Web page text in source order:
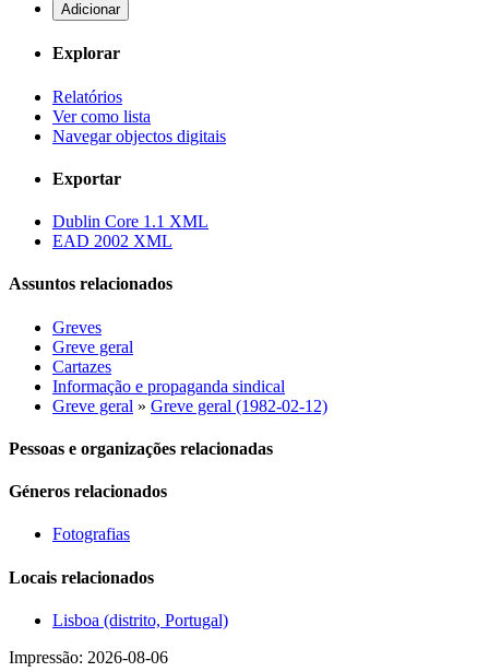
Adicionar
Explorar
Relatórios
Ver como lista
Navegar objectos digitais
Exportar
Dublin Core 1.1 XML
EAD 2002 XML
Assuntos relacionados
Greves
Greve geral
Cartazes
Informação e propaganda sindical
Greve geral » Greve geral (1982-02-12)
Pessoas e organizações relacionadas
Géneros relacionados
Fotografias
Locais relacionados
Lisboa (distrito, Portugal)
Impressão: 2026-08-06